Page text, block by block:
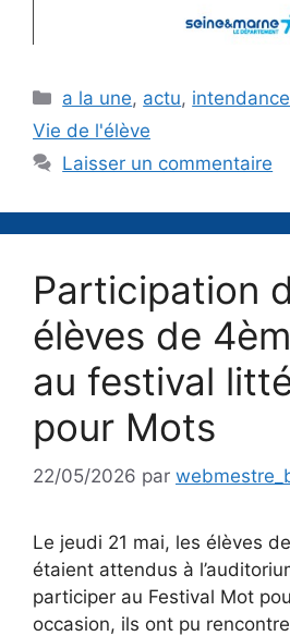
Catégories
a la une, actu, intendance
Vie de l'élève
Laisser un commentaire
Participation
élèves de
au festival
pour Mots
22/05/2026 par
Le jeudi 21 mai, les élèves
étaient attendus à
participer au Festival Mot
occasion, ils ont pu